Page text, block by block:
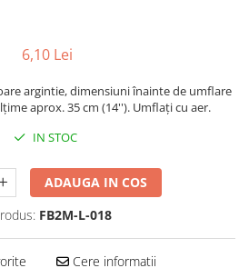
6,10 Lei
argintie, dimensiuni înainte de umflare
aprox. 35 cm (14''). Umflați cu aer.
IN STOC
ADAUGA IN COS
FB2M-L-018
Cere informatii